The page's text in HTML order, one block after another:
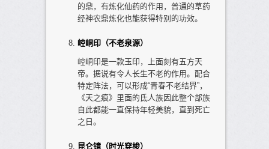
的鼎，有炼化仙药的作用，普通的草药
经神农鼎炼化也能获得特别的功效。
崆峒印（不老泉源）
崆峒印是一款玉印，上面刻有五方天
帝。据说有令人长生不老的作用。配合
特定阵法，可以形成“青春不老结界”，
《天之痕》里面的氐人族因此整个部族
自此都能一直保持年轻美貌，直到死亡
之日。
昆仑镜（时光穿梭）